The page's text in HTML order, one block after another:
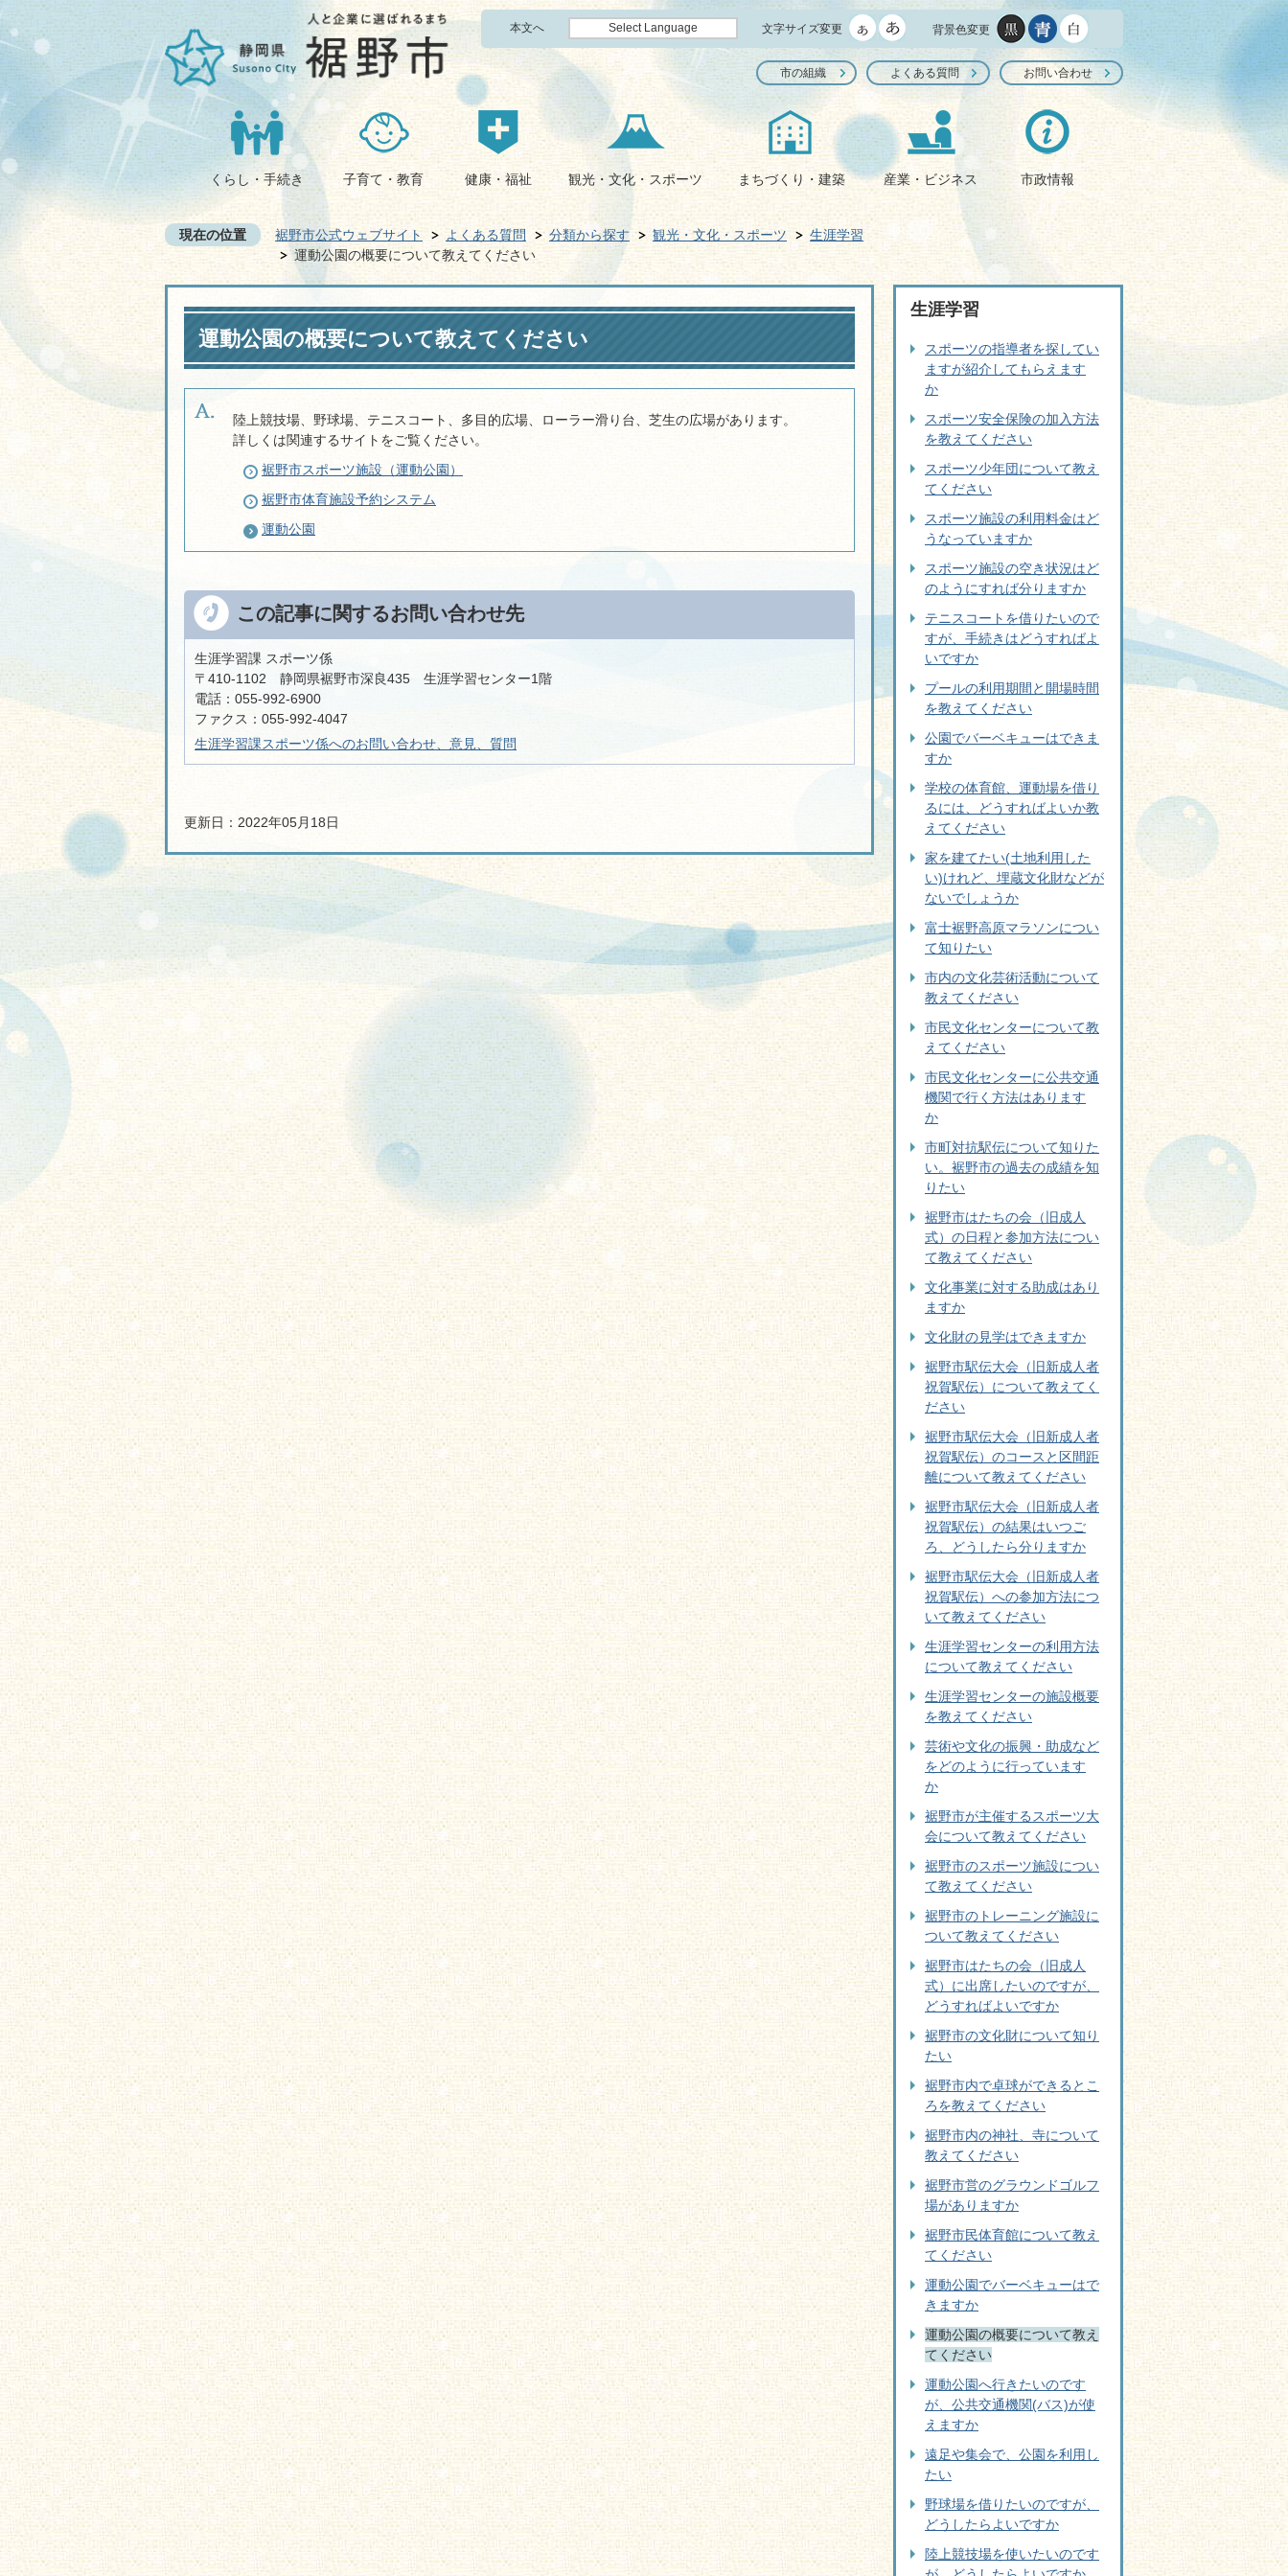
本文へ Select Language 文字サイズ変更 背景色変更
市の組織 よくある質問 お問い合わせ
くらし・手続き 子育て・教育 健康・福祉 観光・文化・スポーツ まちづくり・建築 産業・ビジネス 市政情報
現在の位置 裾野市公式ウェブサイト よくある質問 分類から探す 観光・文化・スポーツ
生涯学習
運動公園の概要について教えてください
運動公園の概要について教えてください
陸上競技場、野球場、テニスコート、多目的広場、ローラー滑り台、芝生の広場があります。
詳しくは関連するサイトをご覧ください。
裾野市スポーツ施設（運動公園）
裾野市体育施設予約システム
運動公園
この記事に関するお問い合わせ先
生涯学習課 スポーツ係
〒410-1102 静岡県裾野市深良435 生涯学習センター1階
電話：055-992-6900
ファクス：055-992-4047
生涯学習課スポーツ係へのお問い合わせ、意見、質問
更新日：2022年05月18日
生涯学習
スポーツの指導者を探してい
ますが紹介してもらえます
か
スポーツ安全保険の加入方法
を教えてください
スポーツ少年団について教え
てください
スポーツ施設の利用料金はど
うなっていますか
スポーツ施設の空き状況はど
のようにすれば分りますか
テニスコートを借りたいので
すが、手続きはどうすればよ
いですか
プールの利用期間と開場時間
を教えてください
公園でバーベキューはできま
すか
学校の体育館、運動場を借り
るには、どうすればよいか教
えてください
家を建てたい(土地利用した
い)けれど、埋蔵文化財などが
ないでしょうか
富士裾野高原マラソンについ
て知りたい
市内の文化芸術活動について
教えてください
市民文化センターについて教
えてください
市民文化センターに公共交通
機関で行く方法はあります
か
市町対抗駅伝について知りた
い。裾野市の過去の成績を知
りたい
裾野市はたちの会（旧成人
式）の日程と参加方法につい
て教えてください
文化事業に対する助成はあり
ますか
文化財の見学はできますか
裾野市駅伝大会（旧新成人者
祝賀駅伝）について教えてく
ださい
裾野市駅伝大会（旧新成人者
祝賀駅伝）のコースと区間距
離について教えてください
裾野市駅伝大会（旧新成人者
祝賀駅伝）の結果はいつご
ろ、どうしたら分りますか
裾野市駅伝大会（旧新成人者
祝賀駅伝）への参加方法につ
いて教えてください
生涯学習センターの利用方法
について教えてください
生涯学習センターの施設概要
を教えてください
芸術や文化の振興・助成など
をどのように行っています
か
裾野市が主催するスポーツ大
会について教えてください
裾野市のスポーツ施設につい
て教えてください
裾野市のトレーニング施設に
ついて教えてください
裾野市はたちの会（旧成人
式）に出席したいのですが、
どうすればよいですか
裾野市の文化財について知り
たい
裾野市内で卓球ができるとこ
ろを教えてください
裾野市内の神社、寺について
教えてください
裾野市営のグラウンドゴルフ
場がありますか
裾野市民体育館について教え
てください
運動公園でバーベキューはで
きますか
運動公園の概要について教え
てください
運動公園へ行きたいのです
が、公共交通機関(バス)が使
えますか
遠足や集会で、公園を利用し
たい
野球場を借りたいのですが、
どうしたらよいですか
陸上競技場を使いたいのです